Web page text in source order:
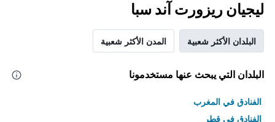
ليجيان ريزورت آند سبا
البلدان الأكثر شعبية المدن الأكثر شعبية
البلدان التي يبحث عنها مستخدمونا
الفنادق في المغرب
الفنادق في قطر